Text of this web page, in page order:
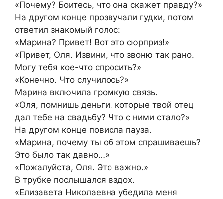
«Почему? Боитесь, что она скажет правду?»
На другом конце прозвучали гудки, потом
ответил знакомый голос:
«Марина? Привет! Вот это сюрприз!»
«Привет, Оля. Извини, что звоню так рано.
Могу тебя кое-что спросить?»
«Конечно. Что случилось?»
Марина включила громкую связь.
«Оля, помнишь деньги, которые твой отец
дал тебе на свадьбу? Что с ними стало?»
На другом конце повисла пауза.
«Марина, почему ты об этом спрашиваешь?
Это было так давно…»
«Пожалуйста, Оля. Это важно.»
В трубке послышался вздох.
«Елизавета Николаевна убедила меня